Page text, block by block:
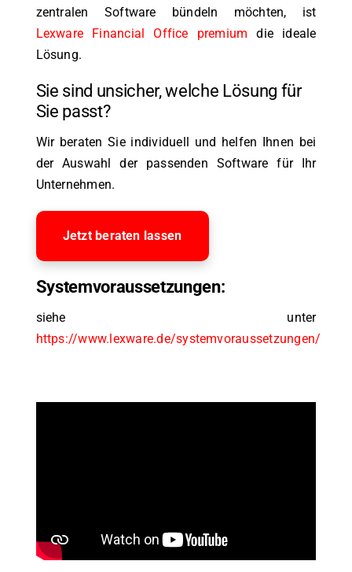
zentralen Software bündeln möchten, ist
Lexware Financial Office premium die ideale
Lösung.
Sie sind unsicher, welche Lösung für
Sie passt?
Wir beraten Sie individuell und helfen Ihnen bei
der Auswahl der passenden Software für Ihr
Unternehmen.
Jetzt beraten lassen
Systemvoraussetzungen:
siehe unter
https://www.lexware.de/systemvoraussetzungen/